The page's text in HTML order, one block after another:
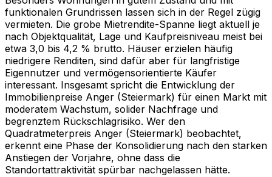
funktionalen Grundrissen lassen sich in der Regel zügig
vermieten. Die grobe Mietrendite-Spanne liegt aktuell je
nach Objektqualität, Lage und Kaufpreisniveau meist bei
etwa 3,0 bis 4,2 % brutto. Häuser erzielen häufig
niedrigere Renditen, sind dafür aber für langfristige
Eigennutzer und vermögensorientierte Käufer
interessant. Insgesamt spricht die Entwicklung der
Immobilienpreise Anger (Steiermark) für einen Markt mit
moderatem Wachstum, solider Nachfrage und
begrenztem Rückschlagrisiko. Wer den
Quadratmeterpreis Anger (Steiermark) beobachtet,
erkennt eine Phase der Konsolidierung nach den starken
Anstiegen der Vorjahre, ohne dass die
Standortattraktivität spürbar nachgelassen hätte.